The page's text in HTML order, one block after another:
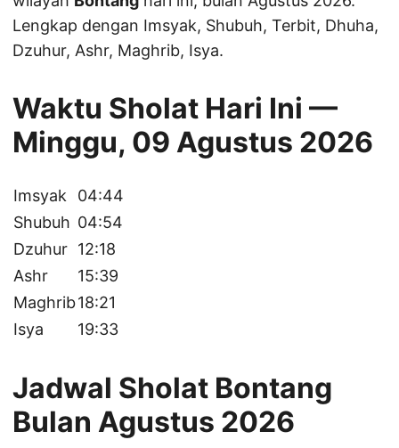
Lengkap dengan Imsyak, Shubuh, Terbit, Dhuha,
Dzuhur, Ashr, Maghrib, Isya.
Waktu Sholat Hari Ini —
Minggu, 09 Agustus 2026
Imsyak
04:44
Shubuh 04:54
Dzuhur 12:18
Ashr
15:39
Maghrib18:21
Isya
19:33
Jadwal Sholat Bontang
Bulan Agustus 2026